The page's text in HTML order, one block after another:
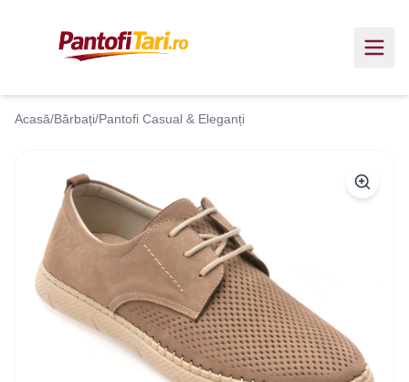
Acasă/Bărbați/Pantofi Casual & Eleganți